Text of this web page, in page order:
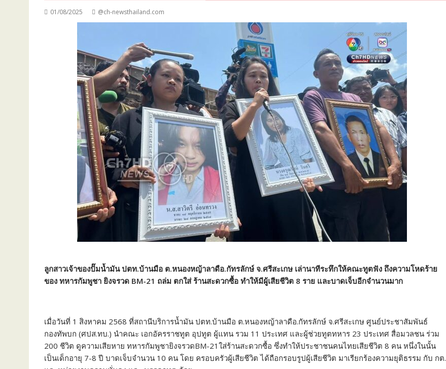
01/08/2025 @ch-newsthailand.com
ลูกสาวเจ้าของปั๊มน้ำมัน ปตท.บ้านมือ ต.หนองหญ้าลาดือ.กัทรลักษ์ จ.ศรีสะเกษ เล่านาทีระทึกให้คณะทูตฟัง ถึงความโหดร้าย
ของ ทหารกัมพูชา ยิงจรวด BM-21 ถล่ม ตกใส่ ร้านสะดวกซื้อ ทำให้มีผู้เสียชีวิต 8 ราย และบาดเจ็บอีกจำนวนมาก
เมื่อวันที่ 1 สิงหาคม 2568 ที่สถานีบริการน้ำมัน ปตท.บ้านมือ ต.หนองหญ้าลาดือ.กัทรลักษ์ จ.ศรีสะเกษ ศูนย์ประชาสัมพันธ์
กองทัพบก (ศปส.ทบ.) นำคณะ เอกอัครราชทูต อุปทูต ผู้แทน รวม 11 ประเทศ และผู้ช่วยทูตทหาร 23 ประเทศ สื่อมวลชน ร่วม
200 ชีวิต ดูความเสียหาย ทหารกัมพูชายิงจรวดBM-21ใส่ร้านสะดวกซื้อ ซึ่งทำให้ประชาชนคนไทยเสียชีวิต 8 คน หนึ่งในนั้น
เป็นเด็กอายุ 7-8 ปี บาดเจ็บจำนวน 10 คน โดย ครอบครัวผู้เสียชีวิต ได้ถือกรอบรูปผู้เสียชีวิต มาเรียกร้องความยุติธรรม กับ กต.